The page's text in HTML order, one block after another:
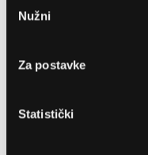
pristanka
Nužni
Za postavke
Statistički